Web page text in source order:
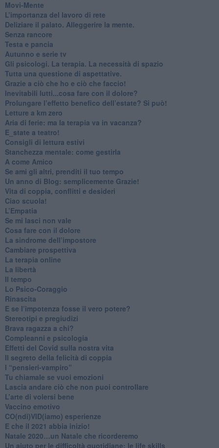
​Movi-Mente
​L’importanza del lavoro di rete
​Deliziare il palato. Alleggerire la mente.
​Senza rancore
​Testa e pancia
​Autunno e serie tv
​Gli psicologi. La terapia. La necessità di spazio
​Tutta una questione di aspettative.
​Grazie a ciò che ho e ciò che faccio!
​Inevitabili lutti...cosa fare con il dolore?
Prolungare l’effetto benefico dell’estate? Si può!
​Letture a km zero
​Aria di ferie: ma la terapia va in vacanza?
​E_state a teatro!
​Consigli di lettura estivi
​Stanchezza mentale: come gestirla
​A come Amico
​Se ami gli altri, prenditi il tuo tempo
​Un anno di Blog: semplicemente Grazie!
​Vita di coppia, conflitti e desideri
​Ciao scuola!
​L’Empatia
​Se mi lasci non vale
Cosa fare con il dolore
​La sindrome dell’impostore
​Cambiare prospettiva
La terapia online
La libertà
​Il tempo
​Lo Psico-Coraggio
Rinascita
​E se l’impotenza fosse il vero potere?
Stereotipi e pregiudizi
​Brava ragazza a chi?
​Compleanni e psicologia
Effetti del Covid sulla nostra vita
Il segreto della felicità di coppia
​I “pensieri-vampiro”
​Tu chiamale se vuoi emozioni
​Lascia andare ciò che non puoi controllare
L’arte di volersi bene
​Vaccino emotivo
CO(ndi)VID(iamo) esperienze
​E che il 2021 abbia inizio!
​Natale 2020…un Natale che ricorderemo
Un aiuto per le difficoltà quotidiane: le life skills